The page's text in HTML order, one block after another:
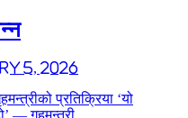
5, 2026